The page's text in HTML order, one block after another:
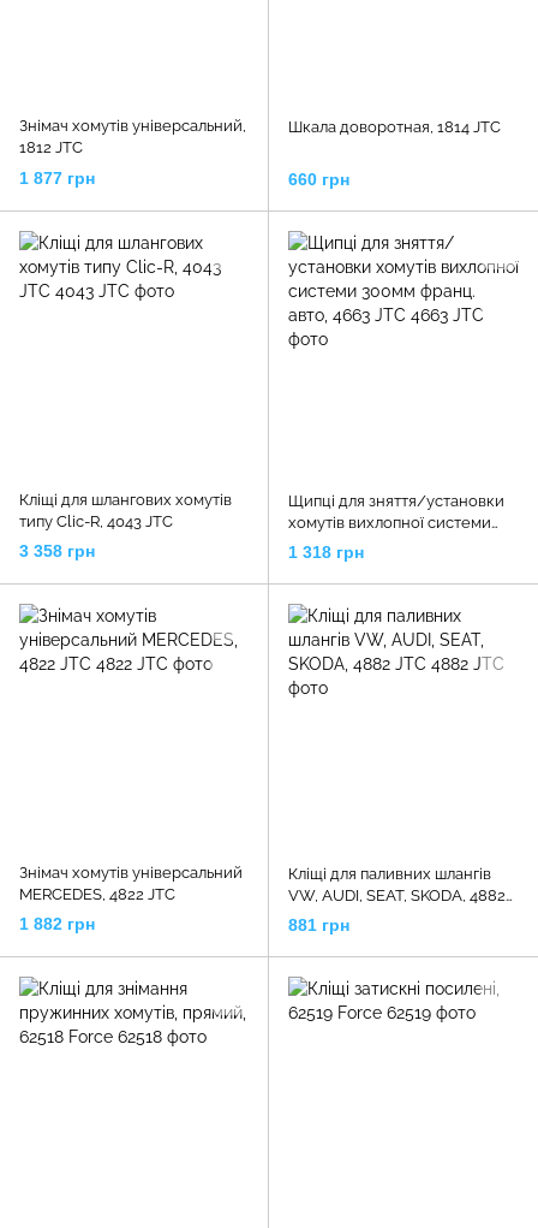
Знімач хомутів універсальний,
1812 JTC
1 877 грн
Шкала доворотная, 1814 JTC
660 грн
Кліщі для шлангових хомутів
типу Clic-R, 4043 JTC
3 358 грн
Щипці для зняття/установки
хомутів вихлопної системи
300мм франц. авто, 4663 JTC
1 318 грн
Знімач хомутів універсальний
MERCEDES, 4822 JTC
1 882 грн
Кліщі для паливних шлангів
VW, AUDI, SEAT, SKODA, 4882
JTC
881 грн